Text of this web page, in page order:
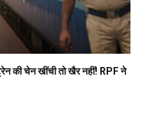
की चेन खींची तो खैर नहीं! RPF ने